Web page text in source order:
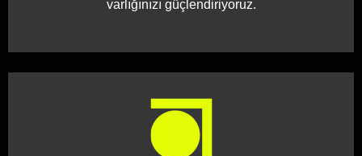
varlığınızı güçlendiriyoruz.